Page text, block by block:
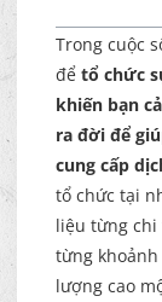
Trong cuộc
để tổ chức
khiến bạn
ra đời để
cung cấp
tổ chức tại
liệu từng
từng
lượng cao